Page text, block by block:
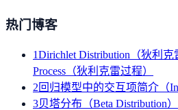
热门博客
1Dirichlet Distribution（狄利
Process（狄利克雷过程）
2回归模型中的交互项简介（
3贝塔分布（Beta Distribution